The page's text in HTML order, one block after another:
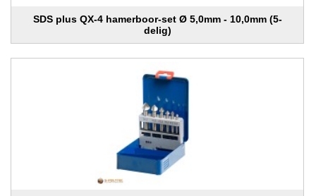
SDS plus QX-4 hamerboor-set Ø 5,0mm - 10,0mm (5-
delig)